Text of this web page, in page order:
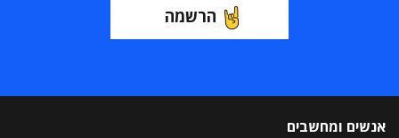
הרשמה
אנשים ומחשבים